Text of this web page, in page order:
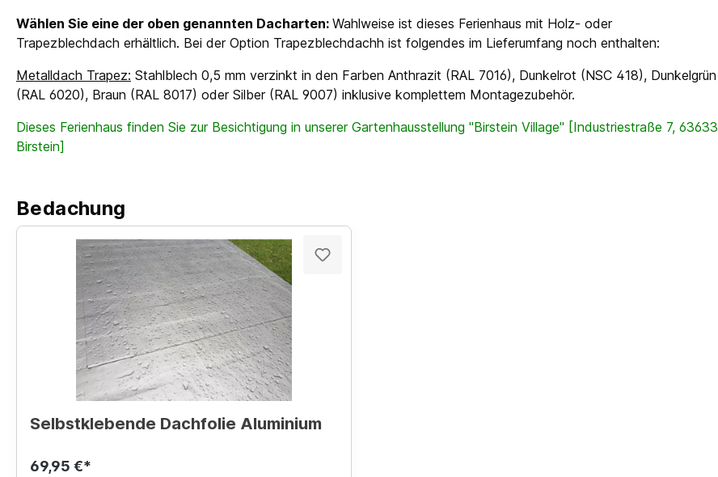
Wählen Sie eine der oben genannten Dacharten: Wahlweise ist dieses Ferienhaus mit Holz- oder
Trapezblechdach erhältlich. Bei der Option Trapezblechdachh ist folgendes im Lieferumfang noch enthalten:
Metalldach Trapez: Stahlblech 0,5 mm verzinkt in den Farben Anthrazit (RAL 7016), Dunkelrot (NSC 418), Dunkelgrün
(RAL 6020), Braun (RAL 8017) oder Silber (RAL 9007) inklusive komplettem Montagezubehör.
Dieses Ferienhaus finden Sie zur Besichtigung in unserer Gartenhausstellung "Birstein Village" [Industriestraße 7, 63633
Birstein]
Bedachung
Selbstklebende Dachfolie Aluminium
69,95 €*